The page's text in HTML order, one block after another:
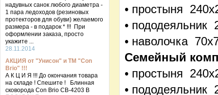
• простыня
•
• наволочка
Семейный
• простыня
•
надувных санок любого диаметра -
1 пара ледоходов (резиновых
протекторов для обуви) желаемого
размера - в подарок * !!! При
оформлении заказа, просто
укажите ...
28.11.2014
АКЦИЯ от "Унисон" и ТМ "Con
Brio" !!!
А К Ц И Я !!! До окончания товара
на складе ! Спешите ! Блинная
сковорода Con Brio CB-4203 В